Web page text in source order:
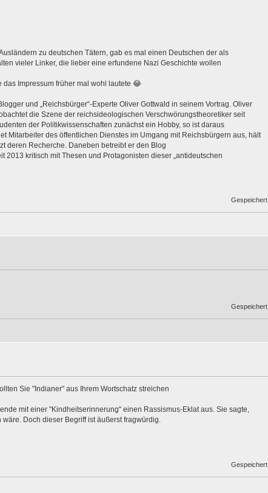
zu deutschen Tätern, gab es mal einen Deutschen der als
vieler Linker, die lieber eine erfundene Nazi Geschichte wollen
das Impressum früher mal wohl lautete 😂
und „Reichsbürger“-Experte Oliver Gottwald in seinem Vortrag. Oliver
die Szene der reichsideologischen Verschwörungstheoretiker seit
der Politikwissenschaften zunächst ein Hobby, so ist daraus
Mitarbeiter des öffentlichen Dienstes im Umgang mit Reichsbürgern aus, hält
deren Recherche. Daneben betreibt er den Blog
2013 kritisch mit Thesen und Protagonisten dieser „antideutschen
Gespeichert
Gespeichert
Sie "Indianer" aus Ihrem Wortschatz streichen
mit einer "Kindheitserinnerung" einen Rassismus-Eklat aus. Sie sagte,
Doch dieser Begriff ist äußerst fragwürdig.
Gespeichert